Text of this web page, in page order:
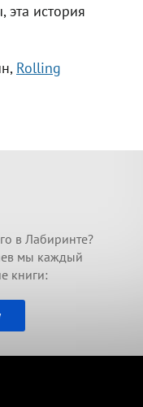
эта история
Rolling
в Лабиринте?
мы каждый
книги: